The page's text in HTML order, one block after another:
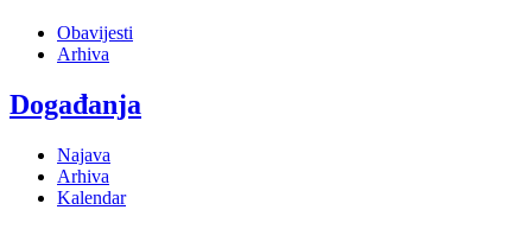
Obavijesti
Arhiva
Događanja
Najava
Arhiva
Kalendar